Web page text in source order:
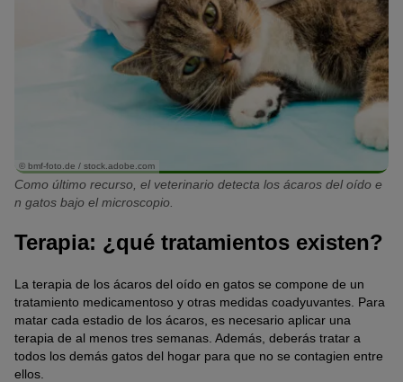
© bmf-foto.de / stock.adobe.com
Como último recurso, el veterinario detecta los ácaros del oído e
n gatos bajo el microscopio.
Terapia: ¿qué tratamientos existen?
La terapia de los ácaros del oído en gatos se compone de un
tratamiento medicamentoso y otras medidas coadyuvantes. Para
matar cada estadio de los ácaros, es necesario aplicar una
terapia de al menos tres semanas. Además, deberás tratar a
todos los demás gatos del hogar para que no se contagien entre
ellos.